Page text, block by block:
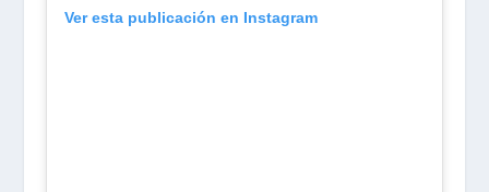
Ver esta publicación en Instagram